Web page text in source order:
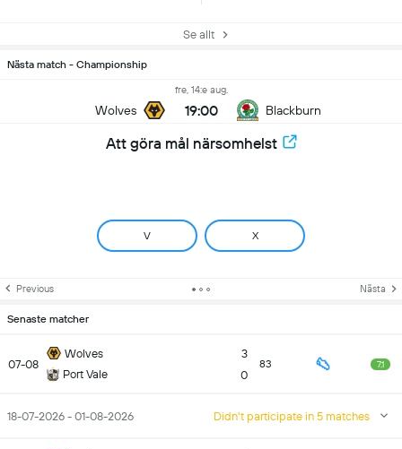
Se allt
Nästa match - Championship
Wolves
fre, 14:e aug.
19:00 Blackburn
Att göra mål närsomhelst
V X
Previous Nästa
Senaste matcher
07-08
Wolves
Port Vale
3
0
83 7.1
18-07-2026 - 01-08-2026 Didn't participate in 5 matches